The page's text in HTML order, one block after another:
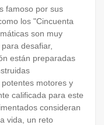
famoso por sus
los "Cincuenta
son muy
desafiar,
están preparadas
motores y
calificada para este
consideran
vida, un reto